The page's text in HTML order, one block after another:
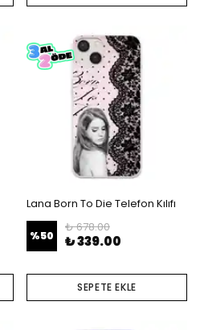
Lana Born To Die Telefon Kılıfı
%50
₺ 678.00
₺ 339.00
SEPETE EKLE